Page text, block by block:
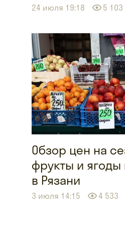
24 июля 19:18 5 103
Обзор цен на
фрукты и
в Рязани
3 июля 14:15 4 533